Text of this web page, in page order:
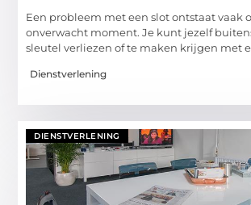
Een probleem met een slot ontstaat vaak
onverwacht moment. Je kunt jezelf
sleutel verliezen of te maken krijgen met
Dienstverlening
DIENSTVERLENING